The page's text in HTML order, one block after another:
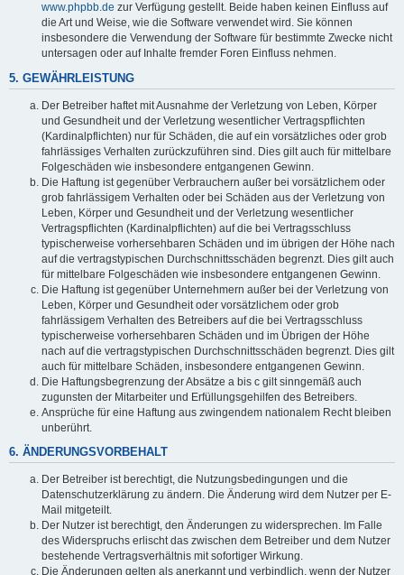
www.phpbb.de zur Verfügung gestellt. Beide haben keinen Einfluss auf
die Art und Weise, wie die Software verwendet wird. Sie können
insbesondere die Verwendung der Software für bestimmte Zwecke nicht
untersagen oder auf Inhalte fremder Foren Einfluss nehmen.
5. GEWÄHRLEISTUNG
Der Betreiber haftet mit Ausnahme der Verletzung von Leben, Körper
und Gesundheit und der Verletzung wesentlicher Vertragspflichten
(Kardinalpflichten) nur für Schäden, die auf ein vorsätzliches oder grob
fahrlässiges Verhalten zurückzuführen sind. Dies gilt auch für mittelbare
Folgeschäden wie insbesondere entgangenen Gewinn.
Die Haftung ist gegenüber Verbrauchern außer bei vorsätzlichem oder
grob fahrlässigem Verhalten oder bei Schäden aus der Verletzung von
Leben, Körper und Gesundheit und der Verletzung wesentlicher
Vertragspflichten (Kardinalpflichten) auf die bei Vertragsschluss
typischerweise vorhersehbaren Schäden und im übrigen der Höhe nach
auf die vertragstypischen Durchschnittsschäden begrenzt. Dies gilt auch
für mittelbare Folgeschäden wie insbesondere entgangenen Gewinn.
Die Haftung ist gegenüber Unternehmern außer bei der Verletzung von
Leben, Körper und Gesundheit oder vorsätzlichem oder grob
fahrlässigem Verhalten des Betreibers auf die bei Vertragsschluss
typischerweise vorhersehbaren Schäden und im Übrigen der Höhe
nach auf die vertragstypischen Durchschnittsschäden begrenzt. Dies gilt
auch für mittelbare Schäden, insbesondere entgangenen Gewinn.
Die Haftungsbegrenzung der Absätze a bis c gilt sinngemäß auch
zugunsten der Mitarbeiter und Erfüllungsgehilfen des Betreibers.
Ansprüche für eine Haftung aus zwingendem nationalem Recht bleiben
unberührt.
6. ÄNDERUNGSVORBEHALT
Der Betreiber ist berechtigt, die Nutzungsbedingungen und die
Datenschutzerklärung zu ändern. Die Änderung wird dem Nutzer per E-
Mail mitgeteilt.
Der Nutzer ist berechtigt, den Änderungen zu widersprechen. Im Falle
des Widerspruchs erlischt das zwischen dem Betreiber und dem Nutzer
bestehende Vertragsverhältnis mit sofortiger Wirkung.
Die Änderungen gelten als anerkannt und verbindlich, wenn der Nutzer